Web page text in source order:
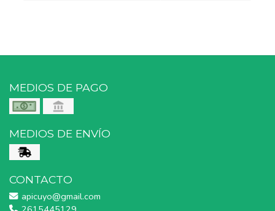
MEDIOS DE PAGO
MEDIOS DE ENVÍO
CONTACTO
apicuyo@gmail.com